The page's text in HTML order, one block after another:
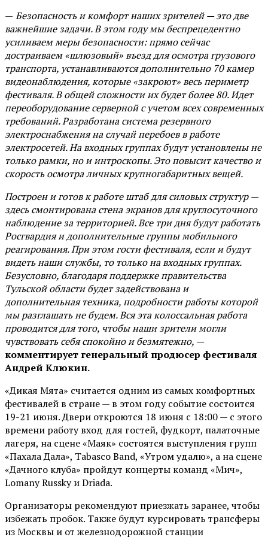
— Безопасность и комфорт наших зрителей — это две
важнейшие задачи. В этом году мы беспрецедентно
усиливаем меры безопасности: прямо сейчас
достраиваем «шлюзовый» въезд для осмотра грузового
транспорта, устанавливаются дополнительно 70 камер
видеонаблюдения, которые «закроют» весь периметр
фестиваля. В общей сложности их будет более 80. Идет
переоборудование серверной с учетом всех современных
требований. Разработана система резервного
электроснабжения на случай перебоев в работе
электросетей. На входных группах будут установлены не
только рамки, но и интроскопы. Это повысит качество и
скорость осмотра личных крупногабаритных вещей.
Построен и готов к работе штаб для силовых структур —
здесь смонтирована стена экранов для круглосуточного
наблюдение за территорией. Все три дня будут работать
Росгвардия и дополнительные группы мобильного
реагирования. При этом гости фестиваля, если и будут
видеть наши службы, то только на входных группах.
Безусловно, благодаря поддержке правительства
Тульской области будет задействована и
дополнительная техника, подробности работы которой
мы разглашать не будем. Вся эта колоссальная работа
проводится для того, чтобы наши зрители могли
чувствовать себя спокойно и безмятежно, —
комментирует генеральный продюсер фестиваля
Андрей Клюкин.
«Дикая Мята» считается одним из самых комфортных
фестивалей в стране — в этом году событие состоится
19-21 июня. Двери откроются 18 июня с 18:00 — с этого
времени работу вход для гостей, фудкорт, палаточные
лагеря, на сцене «Маяк» состоятся выступления групп
«Пахала Дала», Tabasco Band, «Утром удалю», а на сцене
«Дачного клуба» пройдут концерты команд «Мич»,
Lomany Russky и Driada.
Организаторы рекомендуют приезжать заранее, чтобы
избежать пробок. Также будут курсировать трансферы
из Москвы и от железнодорожной станции